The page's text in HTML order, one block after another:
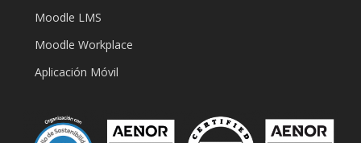
Moodle LMS
Moodle Workplace
Aplicación Móvil